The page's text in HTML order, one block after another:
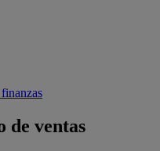
de ventas